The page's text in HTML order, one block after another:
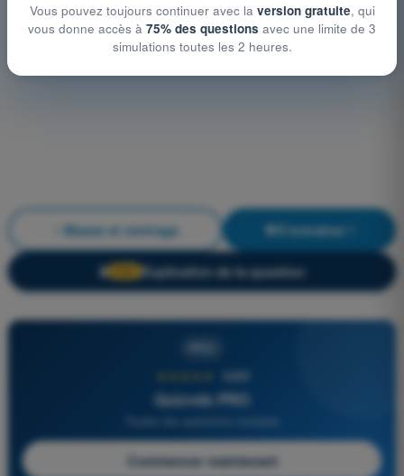
Masse et centrage S'entraîner !
🔒 Explication de la question
Quizvds PRO
Commencer maintenant
Vous pouvez toujours continuer avec la version gratuite, qui
vous donne accès à 75% des questions avec une limite de 3
simulations toutes les 2 heures.